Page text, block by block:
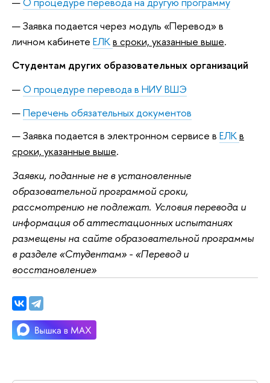
Заявка подается через модуль «Перевод» в
личном кабинете ЕЛКв сроки, указанные выше.
Студентам других образовательных организаций
О процедуре перевода в НИУ ВШЭ
Перечень обязательных документов
Заявка подается в электронном сервисе в ЕЛКв
сроки, указанные выше.
Заявки, поданные не в установленные
образовательной программой сроки,
рассмотрению не подлежат. Условия перевода и
информация об аттестационных испытаниях
размещены на сайте образовательной программы
в разделе «Студентам» - «Перевод и
восстановление»